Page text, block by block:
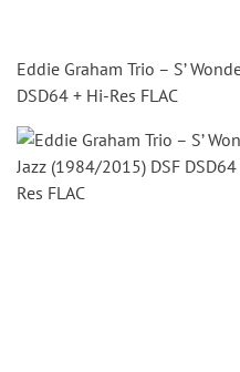
Eddie Graham Trio – S’
DSD64 + Hi-Res FLAC